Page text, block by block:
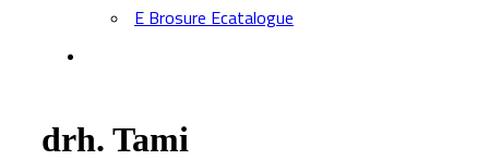
E Brosure Ecatalogue
drh. Tami